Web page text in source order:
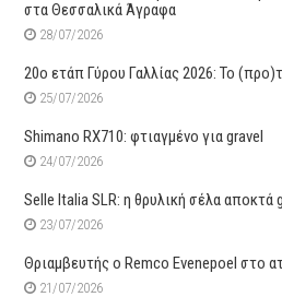
στα Θεσσαλικά Άγραφα
28/07/2026
20ο ετάπ Γύρου Γαλλίας 2026: Το
25/07/2026
Shimano RX710: φτιαγμένο για gravel
24/07/2026
Selle Italia SLR: η θρυλική σέλα αποκτά
23/07/2026
Θριαμβευτής ο Remco Evenepoel στο
21/07/2026